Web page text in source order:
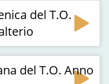
del T.O.
del T.O. Anno